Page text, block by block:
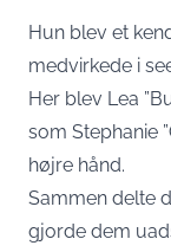
Hun blev et
medvirkede i
Her blev Lea
som Stephanie
højre hånd.
Sammen delte
gjorde dem